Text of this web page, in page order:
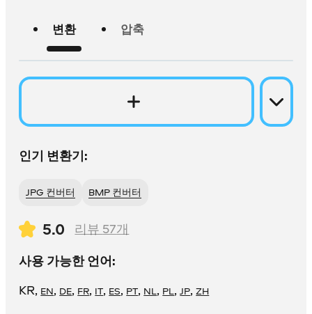
변환 압축
인기 변환기:
JPG 컨버터 BMP 컨버터
5.0 리뷰 57개
사용 가능한 언어:
KR, EN, DE, FR, IT, ES, PT, NL, PL,JP,ZH